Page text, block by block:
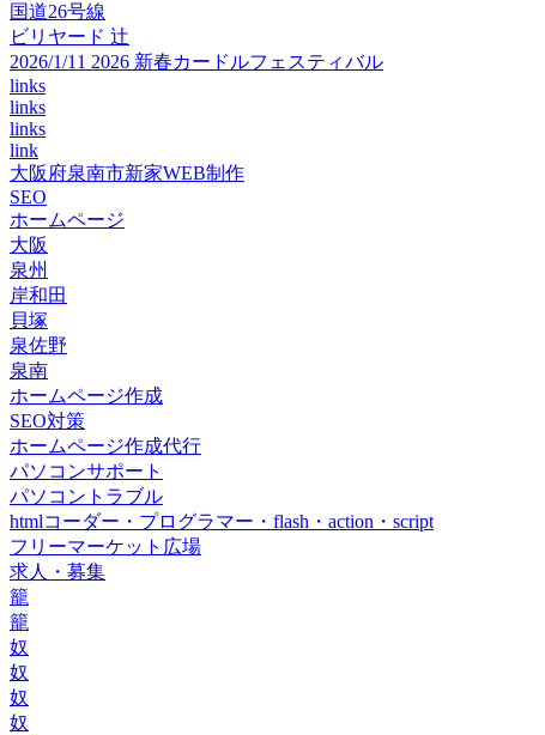
国道26号線
ビリヤード 辻
2026/1/11 2026 新春カードルフェスティバル
links
links
links
link
大阪府泉南市新家WEB制作
SEO
ホームページ
大阪
泉州
岸和田
貝塚
泉佐野
泉南
ホームページ作成
SEO対策
ホームページ作成代行
パソコンサポート
パソコントラブル
htmlコーダー・プログラマー・flash・action・script
フリーマーケット広場
求人・募集
籠
籠
奴
奴
奴
奴